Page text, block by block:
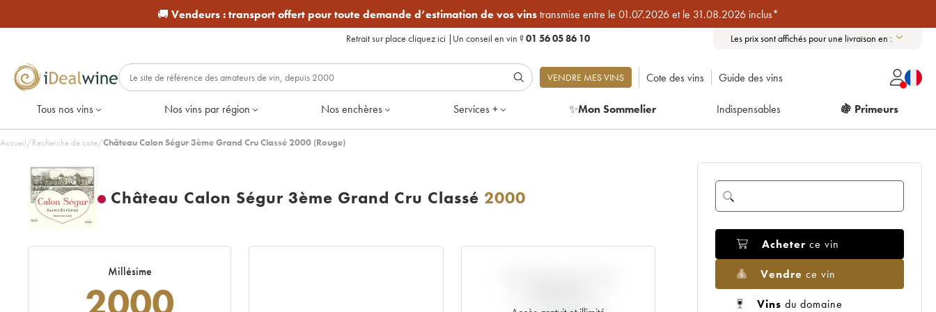
🚚 Vendeurs :transport offert pour toute demande d’estimation de vos vinstransmise entre le 01.07.2026 et le 31.08.2026 inclus*
Retrait sur place cliquez ici | Un conseil en vin ?01 56 05 86 10 Les prix sont affichés pour une livraison en :
VENDRE MES VINS Cote des vins Guide des vins
Tous nos vins Nos vins par région Nos enchères Services + ✨Mon Sommelier Indispensables 🍇 Primeurs
Accueil/Recherche de cote/Château Calon Ségur 3ème Grand Cru Classé 2000 (Rouge)
Château Calon Ségur 3ème Grand Cru Classé 2000
Millésime
Acheter ce vin
Vendre ce vin
Vins du domaine